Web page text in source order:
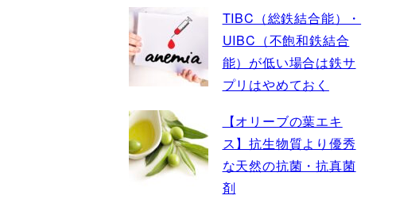
TIBC（総鉄結合能）・
UIBC（不飽和鉄結合
能）が低い場合は鉄サ
プリはやめておく
【オリーブの葉エキ
ス】抗生物質より優秀
な天然の抗菌・抗真菌
剤